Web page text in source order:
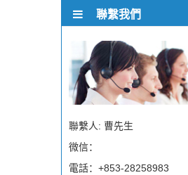
聯繫我們
聯繫人: 曹先生
微信：
電話：+853-28258983